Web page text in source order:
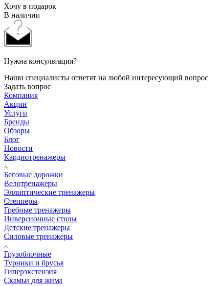
Хочу в подарок
В наличии
Нужна консультация?
Наши специалисты ответят на любой интересующий вопрос
Задать вопрос
Компания
Акции
Услуги
Бренды
Обзоры
Блог
Новости
Кардиотренажеры
Беговые дорожки
Велотренажеры
Эллиптические тренажеры
Степперы
Гребные тренажеры
Инверсионные столы
Детские тренажеры
Силовые тренажеры
Грузоблочные
Турники и брусья
Гиперэкстензия
Скамьи для жима